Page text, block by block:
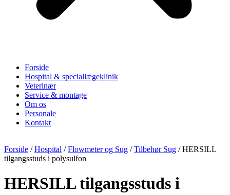
Forside
Hospital & speciallægeklinik
Veterinær
Service & montage
Om os
Personale
Kontakt
Forside /Hospital /Flowmeter og Sug /Tilbehør Sug / HERSILL
tilgangsstuds i polysulfon
HERSILL tilgangsstuds i